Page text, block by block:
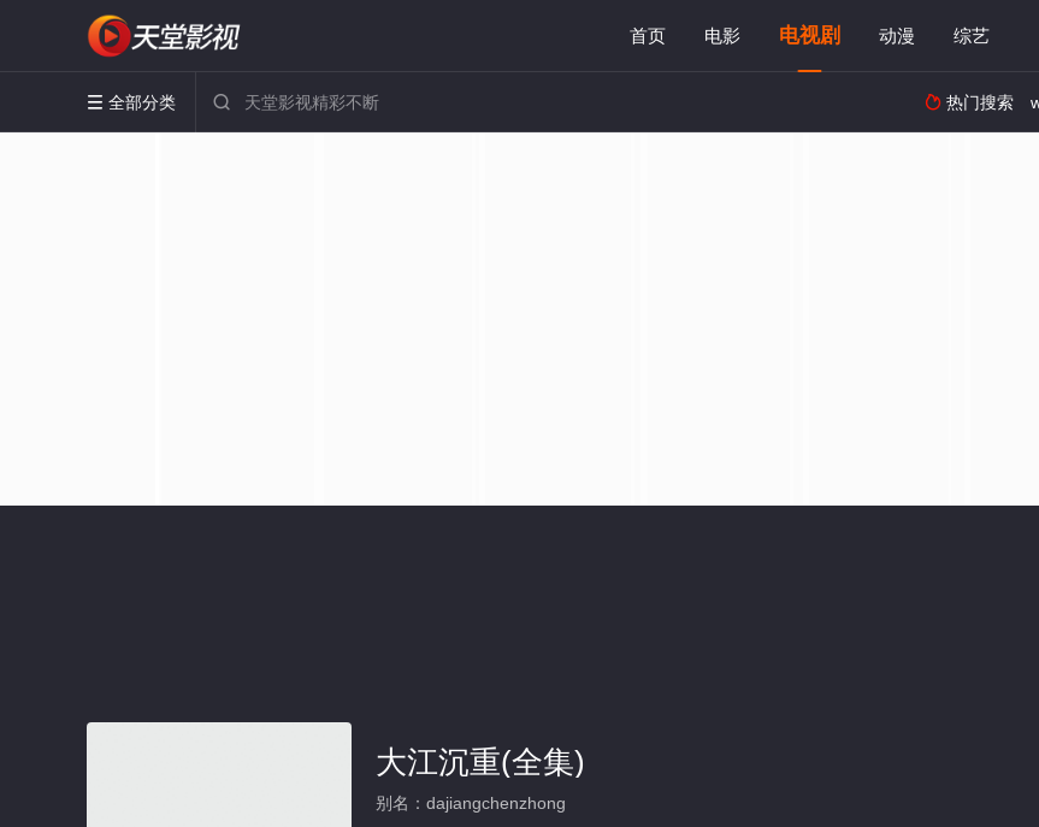
首页 电影 电视剧 动漫 综艺
 全部分类   热门搜索
大江沉重(全集)
别名：dajiangchenzhong